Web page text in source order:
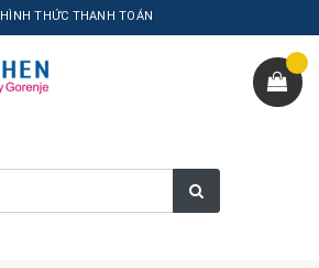
HÌNH THỨC THANH TOÁN